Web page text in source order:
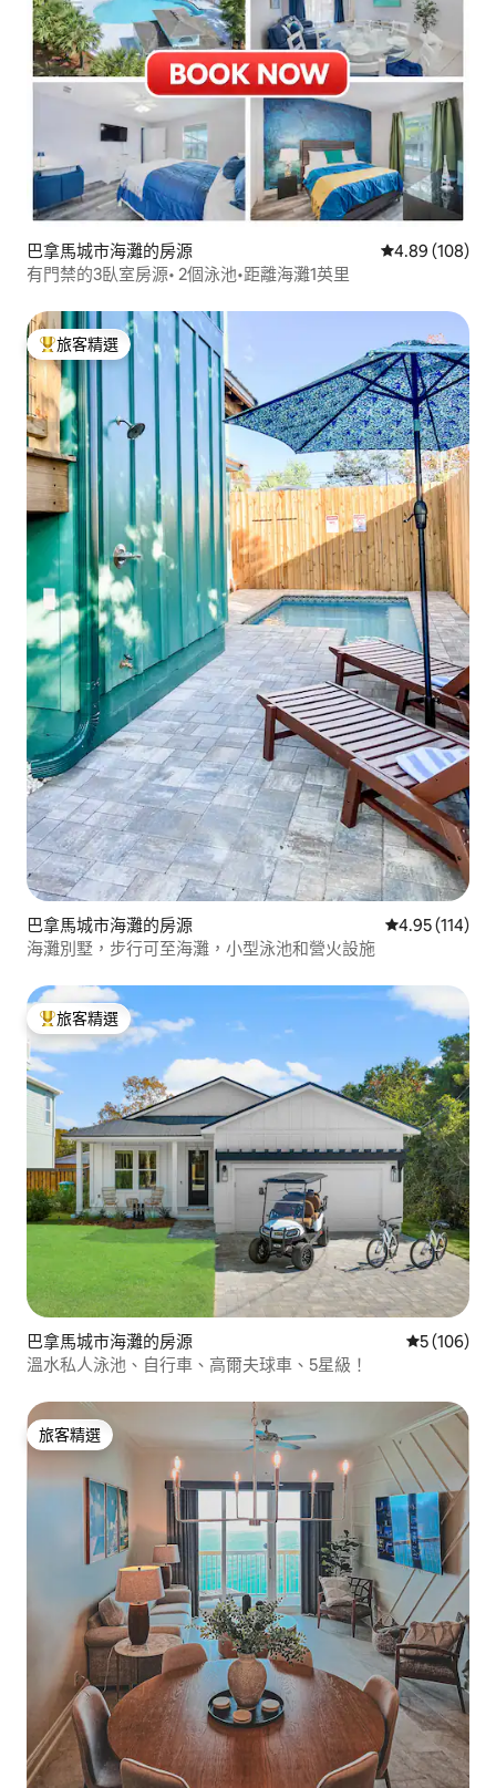
巴拿馬城市海灘的房源 從 108 則評價
4.89 (108)
有門禁的3臥室房源• 2個泳池•距離海灘1英里
旅客精選榜首
旅客精選
巴拿馬城市海灘的房源 從 114 則評價
4.95 (114)
海灘別墅，步行可至海灘，小型泳池和營火設施
旅客精選榜首
旅客精選
巴拿馬城市海灘的房源 從 106 則評
5 (106)
溫水私人泳池、自行車、高爾夫球車、5星級！
旅客精選
旅客精選